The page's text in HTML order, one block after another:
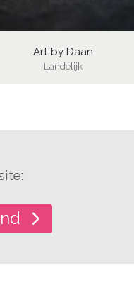
Art by Daan
Landelijk